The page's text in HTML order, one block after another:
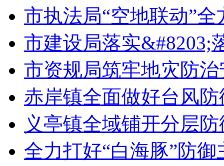
市执法局“空地联动”
市建设局落实&#8203;
市资规局筑牢地灾防
赤岸镇全面做好台风
义亭镇全域铺开分层
全力打好“白海豚”防御